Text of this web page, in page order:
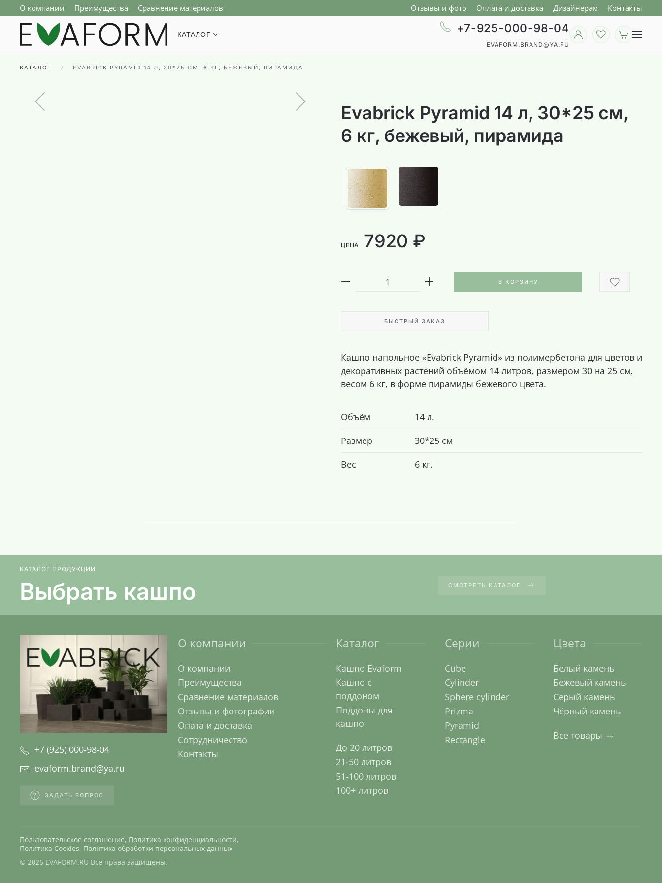
Перейти к содержимому
О компании Преимущества Сравнение материалов Отзывы и фото Оплата и доставка Дизайнерам Контакты
КАТАЛОГ +7-925-000-98-04
EVAFORM.BRAND@YA.RU
КАТАЛОГ EVABRICK PYRAMID 14 Л, 30*25 СМ, 6 КГ, БЕЖЕВЫЙ, ПИРАМИДА
Evabrick Pyramid 14 л, 30*25 см,
6 кг, бежевый, пирамида
ЦЕНА 7920 ₽
В КОРЗИНУ
БЫСТРЫЙ ЗАКАЗ
Кашпо напольное «Evabrick Pyramid» из полимербетона для цветов и
декоративных растений объёмом 14 литров, размером 30 на 25 см,
весом 6 кг, в форме пирамиды бежевого цвета.
Объём
14 л.
Размер
30*25 см
Вес
6 кг.
КАТАЛОГ ПРОДУКЦИИ
Выбрать кашпо СМОТРЕТЬ КАТАЛОГ
+7 (925) 000-98-04
evaform.brand@ya.ru
ЗАДАТЬ ВОПРОС
О компании
О компании
Преимущества
Сравнение материалов
Отзывы и фотографии
Опата и доставка
Сотрудничество
Контакты
Каталог
Кашпо Evaform
Кашпо с
поддоном
Поддоны для
кашпо
До 20 литров
21-50 литров
51-100 литров
100+ литров
Серии
Cube
Cylinder
Sphere cylinder
Prizma
Pyramid
Rectangle
Цвета
Белый камень
Бежевый камень
Серый камень
Чёрный камень
Все товары
Пользовательское соглашение, Политика конфиденциальности,
Политика Cookies, Политика обработки персональных данных
© 2026 EVAFORM.RU Все права защищены.